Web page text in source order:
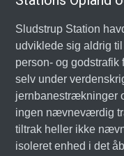
Sludstrup Station
udviklede sig aldrig
person- og godstrafik
selv under
jernbanestrækninger
ingen nævneværdig
tiltrak heller ikke
isoleret enhed i det